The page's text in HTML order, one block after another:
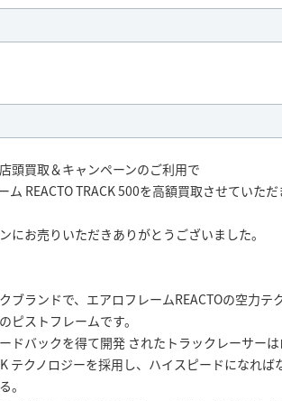
頭買取＆キャンペーンのご利用で
ム REACTO TRACK 500を高額買取させていただ
にお売りいただきありがとうございました。
ブランドで、エアロフレームREACTOの空力テ
ピストフレームです。
ドバックを得て開発 されたトラックレーサー
テクノロジーを採用し、ハイスピードになれば
。